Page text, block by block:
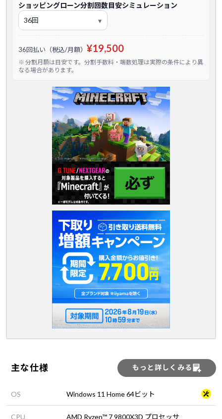
ショッピングローン分割回数目安シミュレーション
36回払い（税込/月額） ¥19,500
※ 分割月額は目安です。分割手数料・端数処理は実際の条件により異
なる場合があります。
主な仕様 もっと詳しくみる
OS Windows 11 Home 64ビット
CPU AMD Ryzen™ 7 9800X3D プロセッサ